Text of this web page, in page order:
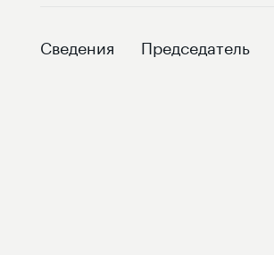
Сведения Председатель